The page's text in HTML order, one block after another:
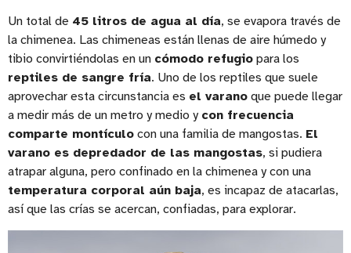
Un total de 45 litros de agua al día, se evapora través de
la chimenea. Las chimeneas están llenas de aire húmedo y
tibio convirtiéndolas en un cómodo refugio para los
reptiles de sangre fría. Uno de los reptiles que suele
aprovechar esta circunstancia es el varano que puede llegar
a medir más de un metro y medio y con frecuencia
comparte montículo con una familia de mangostas. El
varano es depredador de las mangostas, si pudiera
atrapar alguna, pero confinado en la chimenea y con una
temperatura corporal aún baja, es incapaz de atacarlas,
así que las crías se acercan, confiadas, para explorar.